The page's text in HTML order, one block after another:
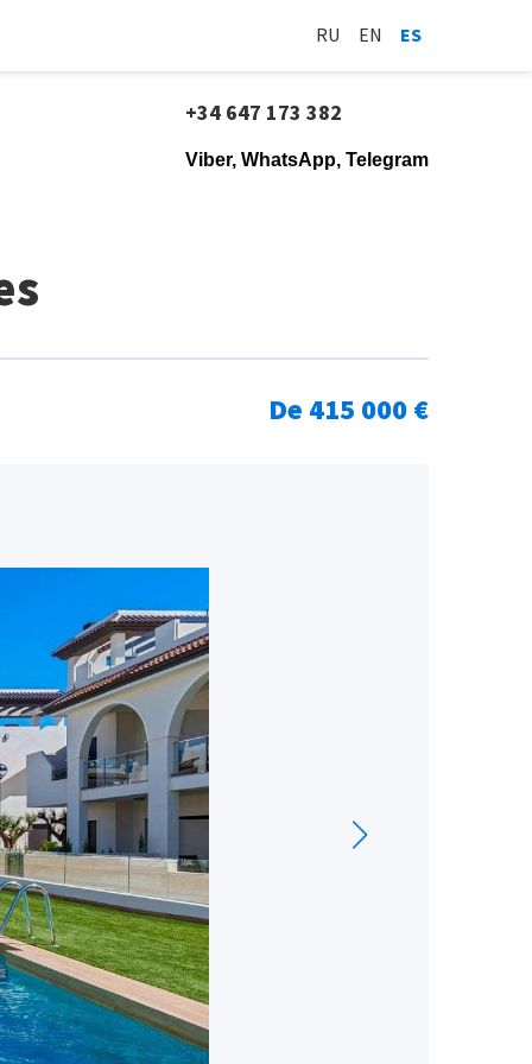
RU EN ES
+34 647 173 382
Viber, WhatsApp, Telegram
De 415 000 €